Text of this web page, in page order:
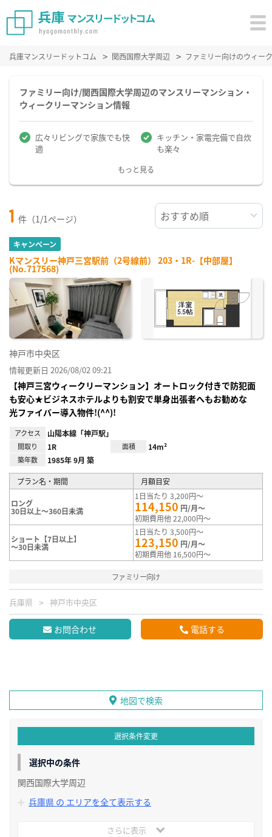
兵庫マンスリードットコム 関西国際大学周辺 ファミリー向けのウィー
ファミリー向け/関西国際大学周辺のマンスリーマンション・
ウィークリーマンション情報
広々リビングで家族でも快
適
キッチン・家電完備で自炊
も楽々
もっと見る
1 件（1/1ページ）
キャンペーン
Kマンスリー神戸三宮駅前（2号線前） 203・1R-【中部屋】
(No.717568)
神戸市中央区
情報更新日 2026/08/02 09:21
【神戸三宮ウィークリーマンション】オートロック付きで防犯面
も安心★ビジネスホテルよりも割安で単身出張者へもお勧めな
光ファイバー導入物件!(^^)!
アクセス 山陽本線「神戸駅」
間取り 1R 面積 14m²
築年数 1985年 9月 築
プラン名・期間 月額目安
ロング
30日以上～360日未満
1日当たり 3,200円～
114,150 円/月～
初期費用他 22,000円～
ショート【7日以上】
～30日未満
1日当たり 3,500円～
123,150 円/月～
初期費用他 16,500円～
ファミリー向け
兵庫県 神戸市中央区
お問合わせ 電話する
地図で検索
選択条件変更
選択中の条件
関西国際大学周辺
兵庫県 の エリアを全て表示する
さらに表示